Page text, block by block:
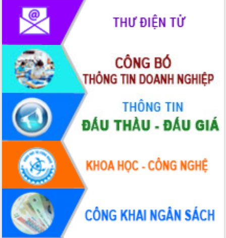
biểu HĐND tỉnh Đắk Lắk, nhiệm kỳ
2026-2031
Phát động hai phong trào thi đua quan
trọng trong kỷ nguyên mới
Hội nghị lần thứ tư Ban Chỉ đạo công
tác bầu cử tỉnh Đắk Lắk
Hội nghị Báo cáo viên Trung ương
tháng 01/2026
Phó Thủ tướng Hồ Quốc Dũng đánh giá
cao kết quả Chiến dịch Quang Trung
tại Đắk Lắk
Hội nghị Ban Chấp hành Đảng bộ tỉnh
Đắk Lắk lần thứ 2 (mở rộng)
Tập trung giải phóng mặt bằng, đẩy
nhanh tiến độ Tuyến đường bộ ven
biển
Gỡ khó, khởi công xây dựng, sửa chữa
toàn bộ nhà ở cho hộ dân đúng tiến độ
đề ra
UBND tỉnh Đắk Lắk tổng kết công tác
quốc phòng, quân sự địa phương năm